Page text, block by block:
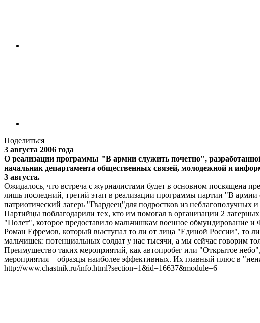
Поделиться
3 августа 2006 года
О реализации программы "В армии служить почетно",
начальник департамента общественных связей, молодежной и
3 августа.
Ожидалось, что встреча с журналистами будет в основном посвящена
лишь последний, третий этап в реализации программы партии "В
патриотический лагерь "Гвардеец"для подростков из неблагополучных
Партийцы поблагодарили тех, кто им помогал в организации 2
"Полет", которое предоставило мальчишкам военное обмундирование
Роман Ефремов, который выступал то ли от лица "Единой России", то ли
мальчишек: потенциальных солдат у нас тысячи, а мы сейчас говорим
Преимущество таких мероприятий, как автопробег или "Открытое
мероприятия – образцы наиболее эффективных. Их главный плюс в
http://www.chastnik.ru/info.html?section=1&id=16637&module=6